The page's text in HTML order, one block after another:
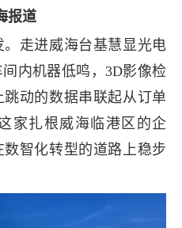
报道
走进威海台基慧显光电
内机器低鸣，3D影像检
动的数据串联起从订单
家扎根威海临港区的企
智化转型的道路上稳步